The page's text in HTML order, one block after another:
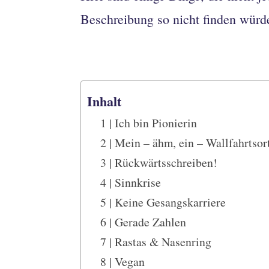
Beschreibung so nicht finden
Inhalt
1 | Ich bin Pionierin
2 | Mein – ähm, ein –
3 | Rückwärtsschreiben!
4 | Sinnkrise
5 | Keine Gesangskarriere
6 | Gerade Zahlen
7 | Rastas & Nasenring
8 | Vegan